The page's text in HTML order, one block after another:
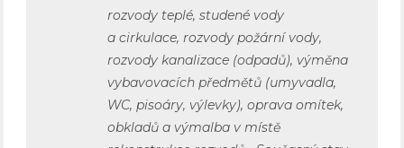
rozvody teplé, studené vody
a cirkulace, rozvody požární vody,
rozvody kanalizace (odpadů), výměna
vybavovacích předmětů (umyvadla,
WC, pisoáry, výlevky), oprava omítek,
obkladů a výmalba v místě